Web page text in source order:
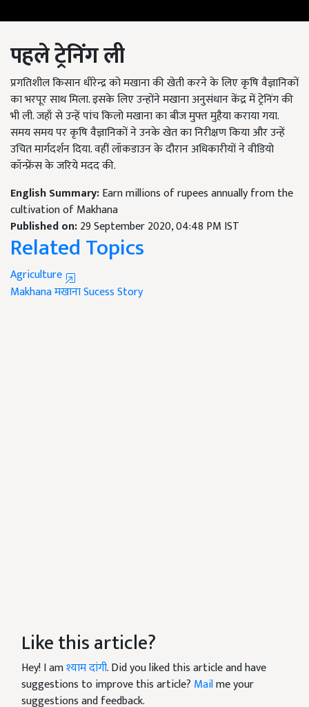
पहलेट्रेनिंगली
प्रगतिशील किसान धीरेन्द्र को मखाना की खेती करने के लिए कृषि वैज्ञानिकों
का भरपूर साथ मिला. इसके लिए उन्होंने मखाना अनुसंधान केंद्र में ट्रेनिंग की
भी ली. जहाँ से उन्हें पांच किलो मखाना का बीज मुफ्त मुहैया कराया गया.
समय समय पर कृषि वैज्ञानिकों ने उनके खेत का निरीक्षण किया और उन्हें
उचित मार्गदर्शन दिया. वहीं लॉकडाउन के दौरान अधिकारीयों ने वीडियो
कॉन्फ्रेंस के जरिये मदद की.
English Summary:Earn millions of rupees annually from the
cultivation of Makhana
Published on:29 September 2020, 04:48 PM IST
Related Topics
Agriculture
MakhanaमखानाSucess Story
Like this article?
Hey! I amश्याम दांगी. Did you liked this article and have
suggestions to improve this article? Mailme your
suggestions and feedback.